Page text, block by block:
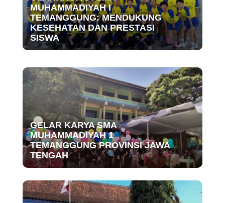
MUHAMMADIYAH I
TEMANGGUNG: MENDUKUNG
KESEHATAN DAN PRESTASI
SISWA
GELAR KARYA SMA
MUHAMMADIYAH 1
TEMANGGUNG PROVINSI JAWA
TENGAH